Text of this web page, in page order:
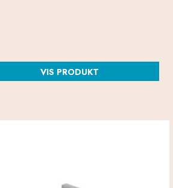
VIS PRODUKT